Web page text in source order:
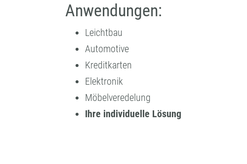
Anwendungen:
Leichtbau
Automotive
Kreditkarten
Elektronik
Möbelveredelung
Ihre individuelle Lösung